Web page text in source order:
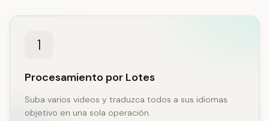
1
Procesamiento por Lotes
Suba varios videos y traduzca todos a sus idiomas
objetivo en una sola operación.